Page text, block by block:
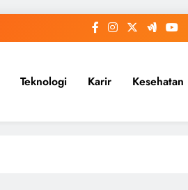
Teknologi Karir Kesehatan